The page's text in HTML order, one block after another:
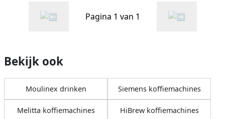
Pagina 1 van 1
Bekijk ook
Moulinex drinken Siemens koffiemachines
Melitta koffiemachines HiBrew koffiemachines